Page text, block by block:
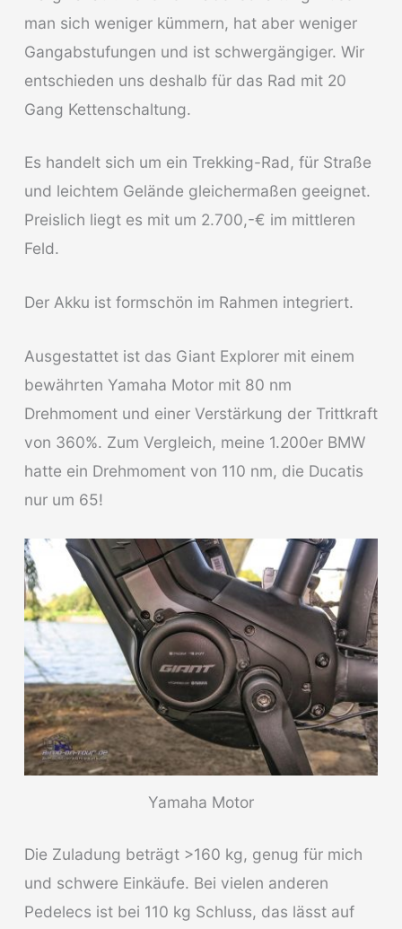
man sich weniger kümmern, hat aber weniger
Gangabstufungen und ist schwergängiger. Wir
entschieden uns deshalb für das Rad mit 20
Gang Kettenschaltung.
Es handelt sich um ein Trekking-Rad, für Straße
und leichtem Gelände gleichermaßen geeignet.
Preislich liegt es mit um 2.700,-€ im mittleren
Feld.
Der Akku ist formschön im Rahmen integriert.
Ausgestattet ist das Giant Explorer mit einem
bewährten Yamaha Motor mit 80 nm
Drehmoment und einer Verstärkung der Trittkraft
von 360%. Zum Vergleich, meine 1.200er BMW
hatte ein Drehmoment von 110 nm, die Ducatis
nur um 65!
Yamaha Motor
Die Zuladung beträgt >160 kg, genug für mich
und schwere Einkäufe. Bei vielen anderen
Pedelecs ist bei 110 kg Schluss, das lässt auf